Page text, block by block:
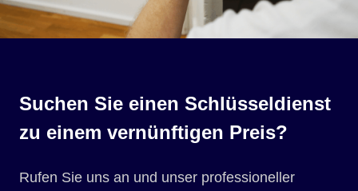
Suchen Sie einen Schlüsseldienst
zu einem vernünftigen Preis?
Rufen Sie uns an und unser professioneller